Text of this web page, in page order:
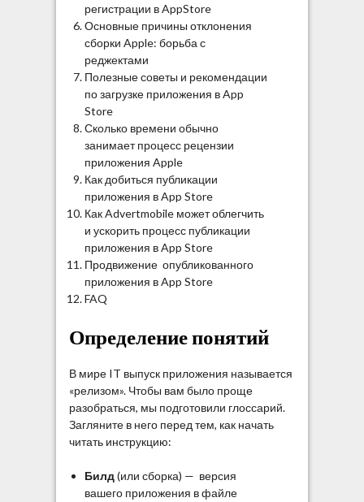
регистрации в AppStore
Основные причины отклонения
сборки Apple: борьба с
реджектами
Полезные советы и рекомендации
по загрузке приложения в App
Store
Сколько времени обычно
занимает процесс рецензии
приложения Apple
Как добиться публикации
приложения в App Store
Как Advertmobile может облегчить
и ускорить процесс публикации
приложения в App Store
Продвижение опубликованного
приложения в App Store
FAQ
Определение понятий
В мире IT выпуск приложения называется
«релизом». Чтобы вам было проще
разобраться, мы подготовили глоссарий.
Загляните в него перед тем, как начать
читать инструкцию:
Билд(или сборка) — версия
вашего приложения в файле